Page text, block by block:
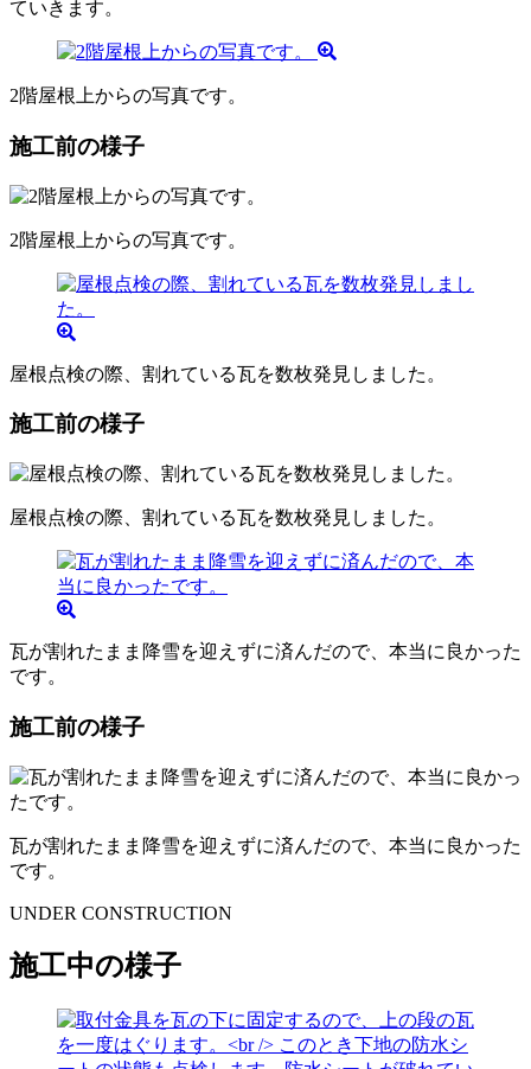
ていきます。
2階屋根上からの写真です。
施工前の様子
2階屋根上からの写真です。
屋根点検の際、割れている瓦を数枚発見しました。
施工前の様子
屋根点検の際、割れている瓦を数枚発見しました。
瓦が割れたまま降雪を迎えずに済んだので、本当に良かった
です。
施工前の様子
瓦が割れたまま降雪を迎えずに済んだので、本当に良かった
です。
UNDER CONSTRUCTION
施工中の様子